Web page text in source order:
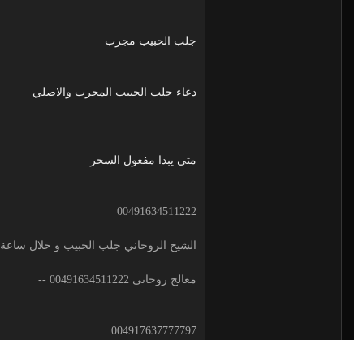
جلب الحبيب مجرب
دعاء جلب الحبيب المجرب والاصلي
متى يبدا مفعول السحر
00491634511222
الشيخ الروحاني جلب الحبيب و خلال ساعة 00491634511222 لجلب الحبيب
معالج روحانى 00491634511222 --
004917637777797